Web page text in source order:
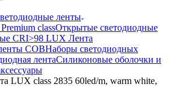
ленты
classОткрытые светодиодные
CRI>98 LUX Лента
COBНаборы светодиодных
лентаСиликоновые оболочки и
LUX class 2835 60led/m, warm white,